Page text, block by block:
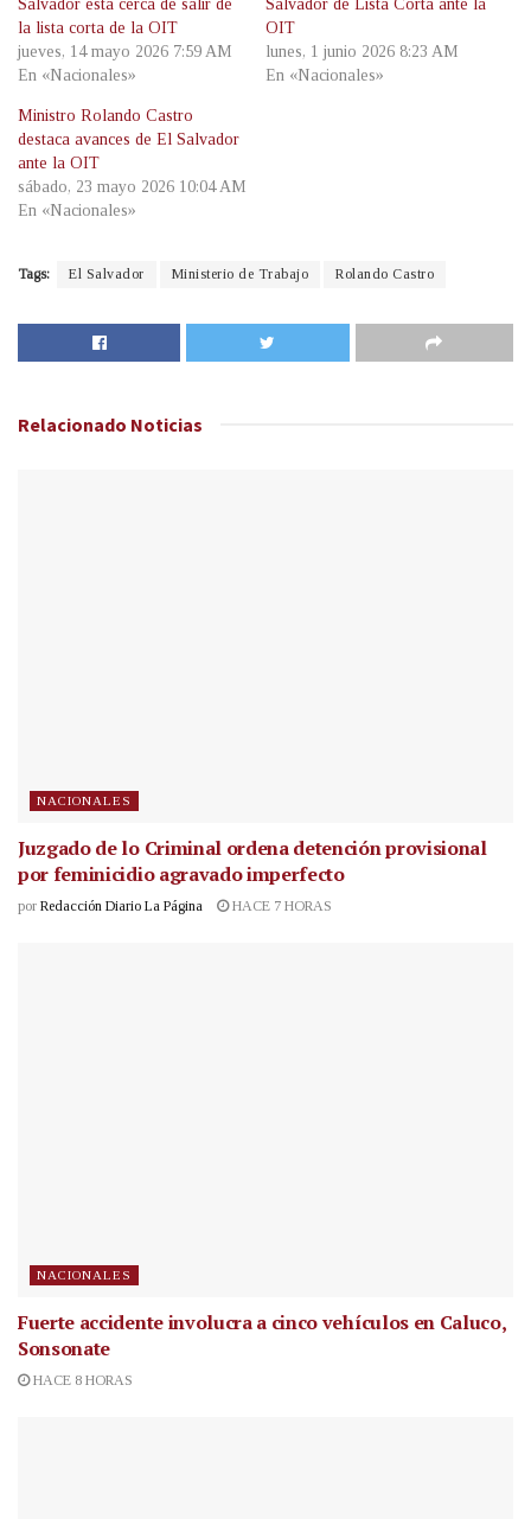
Salvador está cerca de salir de
la lista corta de la OIT
jueves, 14 mayo 2026 7:59 AM
En «Nacionales»
Salvador de Lista Corta ante la
OIT
lunes, 1 junio 2026 8:23 AM
En «Nacionales»
Ministro Rolando Castro
destaca avances de El Salvador
ante la OIT
sábado, 23 mayo 2026 10:04 AM
En «Nacionales»
Tags: El Salvador Ministerio de Trabajo Rolando Castro
Relacionado Noticias
NACIONALES
Juzgado de lo Criminal ordena detención provisional
por feminicidio agravado imperfecto
por Redacción Diario La Página HACE 7 HORAS
NACIONALES
Fuerte accidente involucra a cinco vehículos en Caluco,
Sonsonate
HACE 8 HORAS